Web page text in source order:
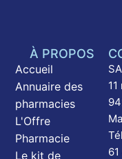
À PROPOS
Accueil
Annuaire des
pharmacies
L'Offre
Pharmacie
Le kit de